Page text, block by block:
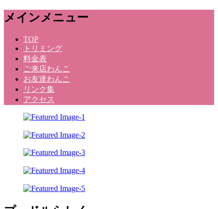
メ
ニ
メインメニュー
TOP
トリミング
料金表
ご来店わんこ
お友達わんこ
リンク集
アクセス